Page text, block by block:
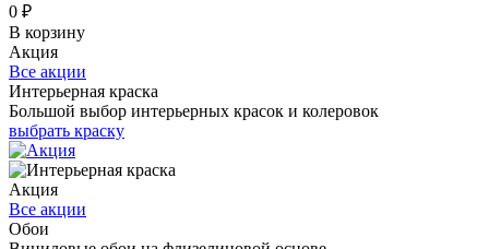
0 ₽
В корзину
Акция
Все акции
Интерьерная краска
Большой выбор интерьерных красок и колеровок
выбрать краску
Акция
Все акции
Обои